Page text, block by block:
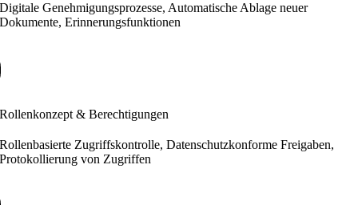
Digitale Genehmigungsprozesse, Automatische Ablage neuer
Dokumente, Erinnerungsfunktionen
Rollenkonzept & Berechtigungen
Rollenbasierte Zugriffskontrolle, Datenschutzkonforme Freigaben,
Protokollierung von Zugriffen